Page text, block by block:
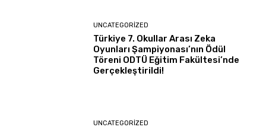
UNCATEGORIZED
Türkiye 7. Okullar Arası Zeka
Oyunları Şampiyonası’nın Ödül
Töreni ODTÜ Eğitim Fakültesi’nde
Gerçekleştirildi!
UNCATEGORIZED